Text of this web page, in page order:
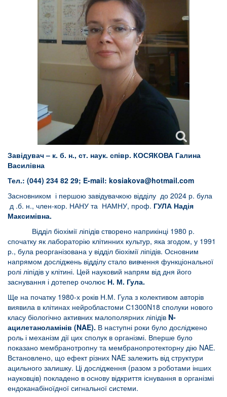
Завідувач – к. б. н., ст. наук. співр. КОСЯКОВА Галина
Василівна
Тел.: (044) 234 82 29; E-mail: kosiakova@hotmail.com
Засновником і першою завідувачкою відділу до 2024 р. була
д .б. н., член-кор. НАНУ та НАМНУ, проф. ГУЛА Надія
Максимівна.
Відділ біохімії ліпідів створено наприкінці 1980 р.
спочатку як лабораторію клітинних культур, яка згодом, у 1991
р., була реорганізована у відділ біохімії ліпідів. Основним
напрямом досліджень відділу стало вивчення функціональної
ролі ліпідів у клітині. Цей науковий напрям від дня його
заснування і дотепер очолює Н. М. Гула.
Ще на початку 1980-х років Н.М. Гула з колективом авторів
виявила в клітинах нейробластоми С1300N18 сполуки нового
класу біологічно активних малополярних ліпідів N-
ацилетаноламінів (NAE). В наступні роки було досліджено
роль і механізм дії цих сполук в організмі. Вперше було
показано мембранотропну та мембранопротекторну дію NAE.
Встановлено, що ефект різних NAE залежить від структури
ацильного залишку. Ці дослідження (разом з роботами інших
науковців) покладено в основу відкриття існування в організмі
ендоканабіноїдної сигнальної системи.